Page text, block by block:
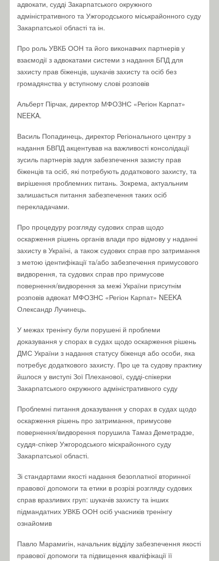
адвокати, судді Закарпатського окружного
адміністративного та Ужгородського міськрайонного суду
Закарпатської області та ін.
Про роль УВКБ ООН та його виконавчих партнерів у
взаємодії з адвокатами системи з надання БПД для
захисту прав біженців, шукачів захисту та осіб без
громадянства у вступному слові розповів
Альберт Пірчак, директор МФОЗНС «Регіон Карпат»
NEEKA.
Василь Попадинець, директор Регіонального центру з
надання БВПД акцентував на важливості консолідації
зусиль партнерів задля забезпечення зазисту прав
біженців та осіб, які потребують додаткового захисту, та
вирішення проблемних питань. Зокрема, актуальним
залишається питання забезпечення таких осіб
перекладачами.
Про процедуру розгляду судових справ щодо
оскарження рішень органів влади про відмову у наданні
захисту в Україні, а також судових справ про затримання
з метою ідентифікації та/або забезпечення примусового
видворення, та судових справ про примусове
повернення/видворення за межі України присутнім
розповів адвокат МФОЗНС «Регіон Карпат» NEEKA
Олександр Лучинець.
У межах тренінгу були порушені й проблеми
доказування у спорах в судах щодо оскарження рішень
ДМС України з надання статусу біженця або особи, яка
потребує додаткового захисту. Про це та судову практику
йшлося у виступі Зої Плеханової, судді-спікерки
Закарпатського окружного адміністративного суду
Проблемні питання доказування у спорах в судах щодо
оскарження рішень про затримання, примусове
повернення/видворення порушила Тамаз Деметрадзе,
суддя-спікер Ужгородського міскрайонного суду
Закарпатської області.
Зі стандартами якості надання безоплатної вторинної
правової допомоги та етики в розрізі розгляду судових
справ вразливих груп: шукачів захисту та інших
підмандатних УВКБ ООН осіб учасників тренінгу
ознайомив
Павло Марамигін, начальник відділу забезпечення якості
правової допомоги та підвищення кваліфікації її